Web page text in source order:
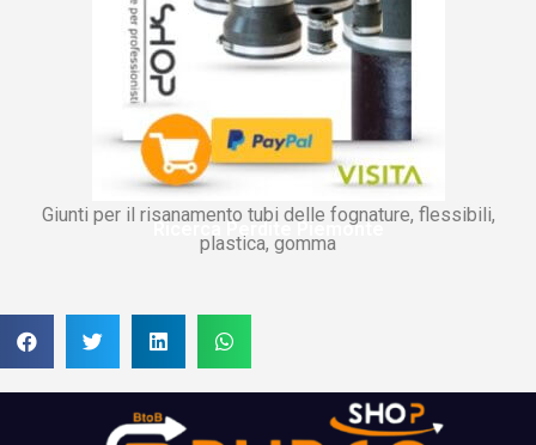
Giunti per il risanamento tubi delle fognature, flessibili,
plastica, gomma
Ricerca Perdite Piemonte